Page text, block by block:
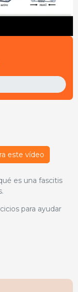
este vídeo
es una fascitis
para ayudar